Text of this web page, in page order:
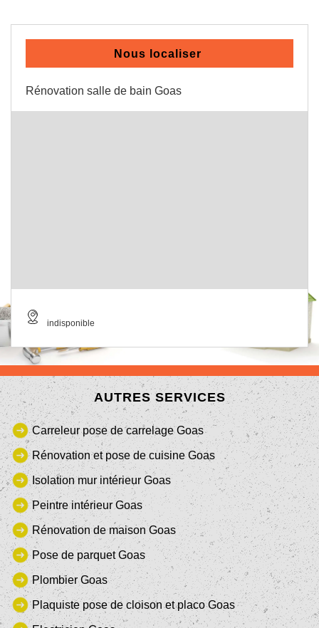
Nous localiser
Rénovation salle de bain Goas
indisponible
AUTRES SERVICES
Carreleur pose de carrelage Goas
Rénovation et pose de cuisine Goas
Isolation mur intérieur Goas
Peintre intérieur Goas
Rénovation de maison Goas
Pose de parquet Goas
Plombier Goas
Plaquiste pose de cloison et placo Goas